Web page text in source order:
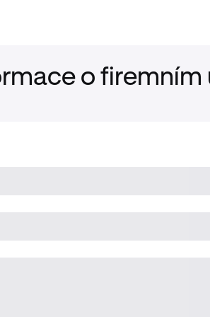
o firemním